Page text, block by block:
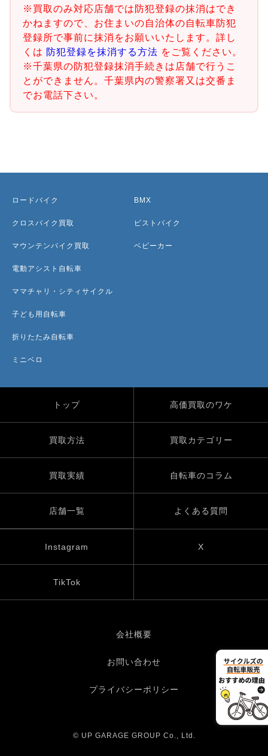
※買取のみ対応店舗では防犯登録の抹消はでき
かねますので、お住まいの自治体の自転車防犯
登録所で事前に抹消をお願いいたします。詳し
くは 防犯登録を抹消する方法 をご覧ください。
※千葉県の防犯登録抹消手続きは店舗で行うこ
とができません。千葉県内の警察署又は交番ま
でお電話下さい。
ロードバイク
クロスバイク買取
マウンテンバイク買取
電動アシスト自転車
ママチャリ・シティサイクル
子ども用自転車
折りたたみ自転車
ミニベロ
BMX
ピストバイク
ベビーカー
トップ 高価買取のワケ
買取方法 買取カテゴリー
買取実績 自転車のコラム
店舗一覧 よくある質問
Instagram X
TikTok
会社概要
お問い合わせ
プライバシーポリシー
© UP GARAGE GROUP Co., Ltd.